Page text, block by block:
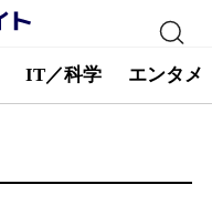
IT／科学 エンタメ